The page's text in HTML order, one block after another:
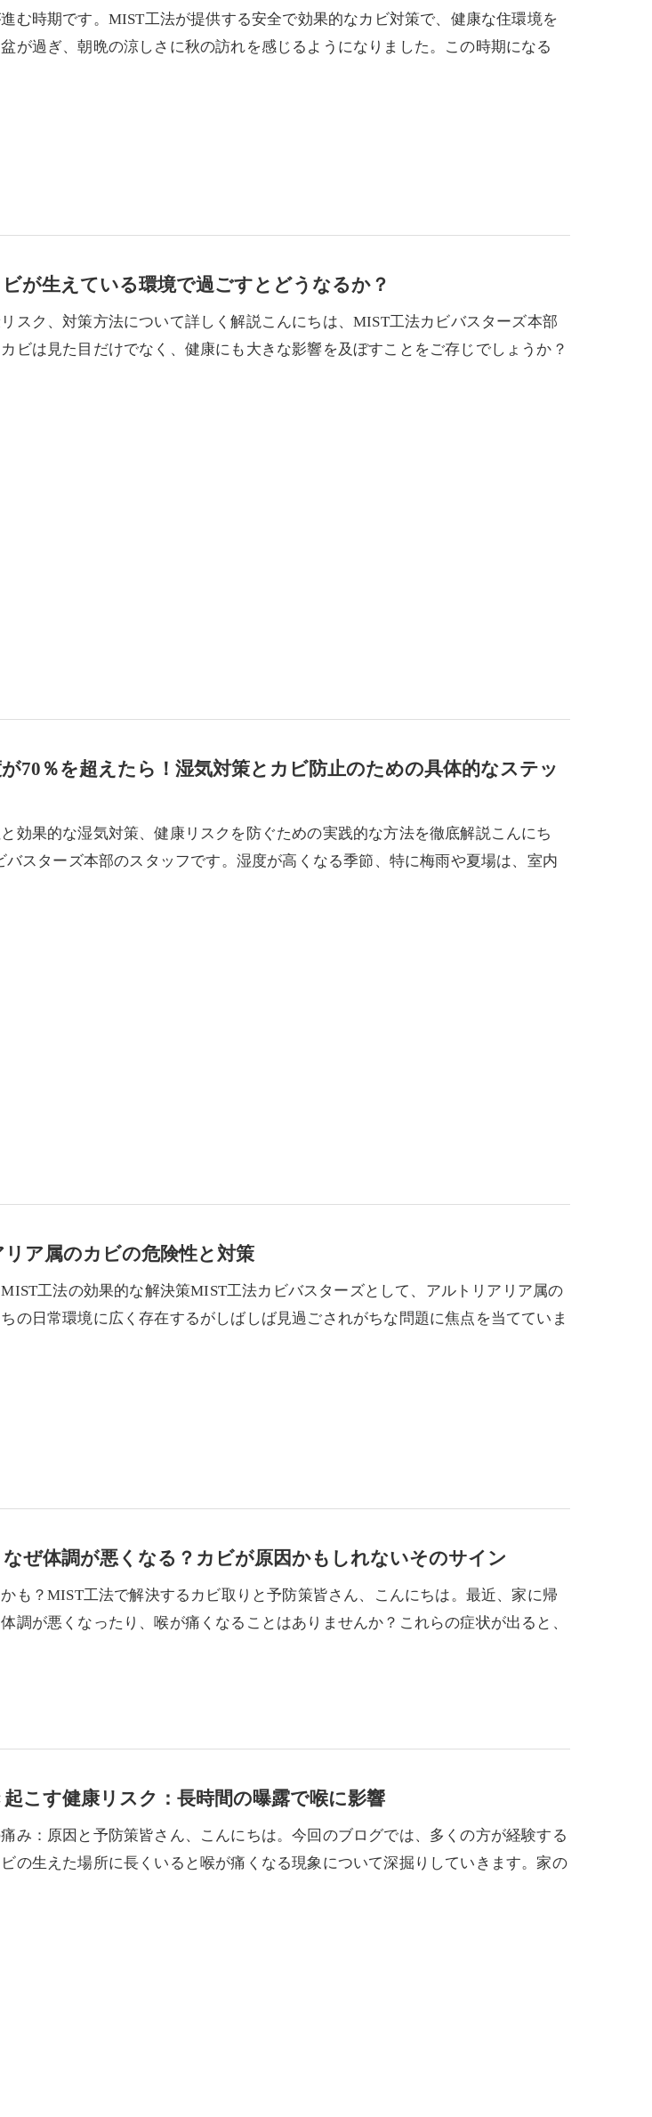
む時期です。MIST工法が提供する安全で効果的なカビ対策で、健康な住環境を
が過ぎ、朝晩の涼しさに秋の訪れを感じるようになりました。この時期になる
が生えている環境で過ごすとどうなるか？
スク、対策方法について詳しく解説こんにちは、MIST工法カビバスターズ本部
ビは見た目だけでなく、健康にも大きな影響を及ぼすことをご存じでしょうか？
70％を超えたら！湿気対策とカビ防止のための具体的なステッ
効果的な湿気対策、健康リスクを防ぐための実践的な方法を徹底解説こんにち
バスターズ本部のスタッフです。湿度が高くなる季節、特に梅雨や夏場は、室内
ア属のカビの危険性と対策
工法の効果的な解決策MIST工法カビバスターズとして、アルトリアリア属の
の日常環境に広く存在するがしばしば見過ごされがちな問題に焦点を当てていま
ぜ体調が悪くなる？カビが原因かもしれないそのサイン
も？MIST工法で解決するカビ取りと予防策皆さん、こんにちは。最近、家に帰
調が悪くなったり、喉が痛くなることはありませんか？これらの症状が出ると、
こす健康リスク：長時間の曝露で喉に影響
み：原因と予防策皆さん、こんにちは。今回のブログでは、多くの方が経験する
の生えた場所に長くいると喉が痛くなる現象について深掘りしていきます。家の